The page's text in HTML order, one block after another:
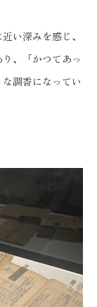
い深みを感じ、
、「かつてあっ
調香になってい